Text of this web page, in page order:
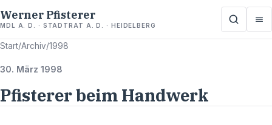
Werner Pfisterer
MDL A. D. · STADTRAT A. D. · HEIDELBERG
Start/Archiv/1998
30. März 1998
Pfisterer beim Handwerk